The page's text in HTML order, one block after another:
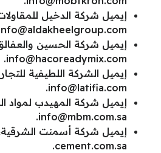
إيميل شركة الدخيل
إيميل شركة الحسين
info@hacoreadymix.com
.
إيميل الشركة اللطيفية
info@latifia.com
.
إيميل شركة المهيدب لمواد
info@mbm.com.sa
.
إيميل شركة أسمنت
cement.com.sa
.